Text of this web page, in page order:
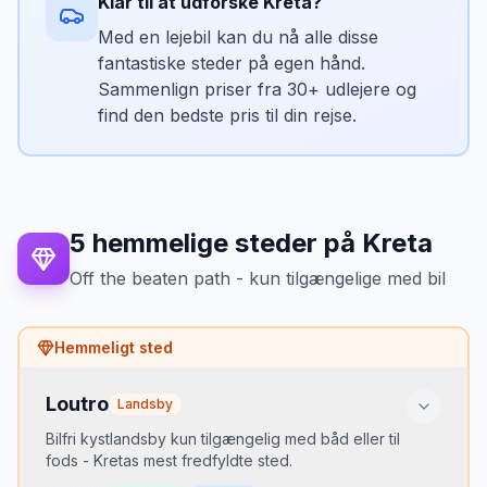
Mikkels tip
Overnat en nat for at opleve byen uden
dagsturister. Havnen ved solnedgang er
Flodmunding
•Kloster med havudsigt
Bedste tidspunkt
Formiddag
Mikkels tip
Besøg klostret først for den fantastiske
30 min).
Med en lejebil kan du nå alle disse
fantastiske steder på egen hånd.
Sammenlign priser fra 30+ udlejere og
find den bedste pris til din rejse.
5 hemmelige steder på Kreta
Off the beaten path - kun tilgængelige med bil
Hemmeligt sted
Loutro Landsby
Bilfri kystlandsby kun tilgængelig med båd eller til
fods - Kretas mest fredfyldte sted.